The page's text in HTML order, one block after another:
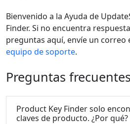
Bienvenido a la Ayuda de
Finder. Si no encuentra
preguntas aquí, envíe un correo
equipo de soporte.
Preguntas frecuentes
Product Key Finder solo
claves de producto. ¿Por qué?